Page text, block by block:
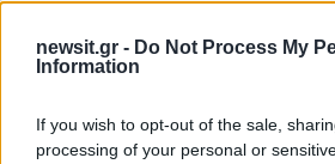
newsit.gr - Do Not Process My
Information
If you wish to opt-out of the sale,
processing of your personal or
1 Τουρισμός για Όλους
η πλατφόρμα – Ποια ΑΦΜ
στις αιτήσεις
2ταξίδι στην Αράχωβα –
26χρονος για τον θάνατο